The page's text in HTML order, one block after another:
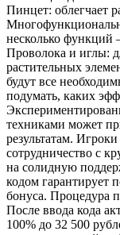
Пинцет: облегчает
несколько функций
Проволока и иглы:
растительных
будут все
подумать, каких
техниками может
результатам.
сотрудничество с
на солидную
кодом гарантирует
бонуса. Процедура
После ввода кода
100% до 32 500